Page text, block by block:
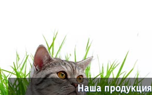
Наша продукция